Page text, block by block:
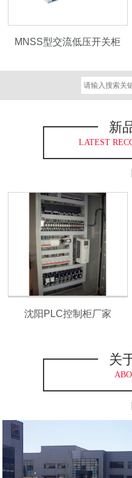
MNSS型交流低压开关柜
新
LATEST
沈阳PLC控制柜厂家
关